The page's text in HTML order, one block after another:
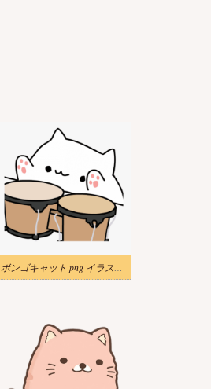
ボンゴキャット png イラスト 5